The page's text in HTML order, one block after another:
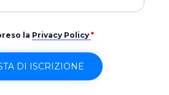
la Privacy Policy*